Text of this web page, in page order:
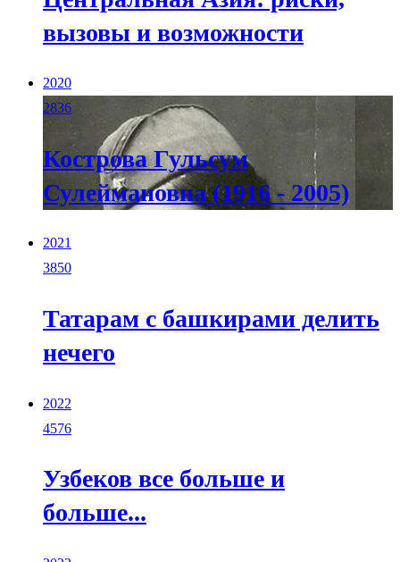
вызовы и возможности
2020
2836
Кострова Гульсум
Сулеймановна (1916 - 2005)
2021
3850
Татарам с башкирами делить
нечего
2022
4576
Узбеков все больше и
больше...